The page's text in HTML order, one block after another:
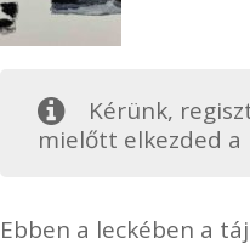
Kérünk,
mielőtt elkezded a
Ebben a leckében a